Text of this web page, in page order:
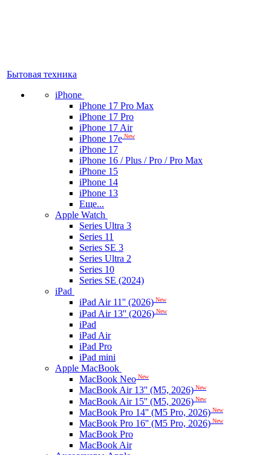
Бытовая техника
iPhone
iPhone 17 Pro Max
iPhone 17 Pro
iPhone 17 Air
iPhone 17e New
iPhone 17
iPhone 16 / Plus / Pro / Pro Max
iPhone 15
iPhone 14
iPhone 13
Еще...
Apple Watch
Series Ultra 3
Series 11
Series SE 3
Series Ultra 2
Series 10
Series SE (2024)
iPad
iPad Air 11'' (2026) New
iPad Air 13'' (2026) New
iPad
iPad Air
iPad Pro
iPad mini
Apple MacBook
MacBook Neo New
MacBook Air 13'' (M5, 2026) New
MacBook Air 15'' (M5, 2026) New
MacBook Pro 14'' (M5 Pro, 2026) New
MacBook Pro 16'' (M5 Pro, 2026) New
MacBook Pro
MacBook Air